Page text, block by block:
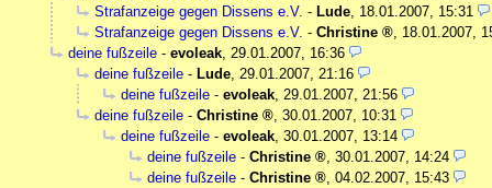
Strafanzeige gegen Dissens e.V. - Lude, 18.01.2007, 15:31
Strafanzeige gegen Dissens e.V. - Christine , 18.01.2007,
deine fußzeile - evoleak, 29.01.2007, 16:36
deine fußzeile - Lude, 29.01.2007, 21:16
deine fußzeile - evoleak, 29.01.2007, 21:56
deine fußzeile - Christine , 30.01.2007, 10:31
deine fußzeile - evoleak, 30.01.2007, 13:14
deine fußzeile - Christine , 30.01.2007, 14:24
deine fußzeile - Christine , 04.02.2007, 15:43